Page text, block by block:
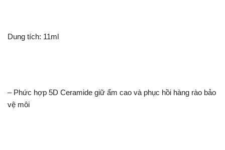
Dung tích: 11ml
– Phức hợp 5D Ceramide giữ ẩm cao và phục hồi hàng rào bảo
vệ môi